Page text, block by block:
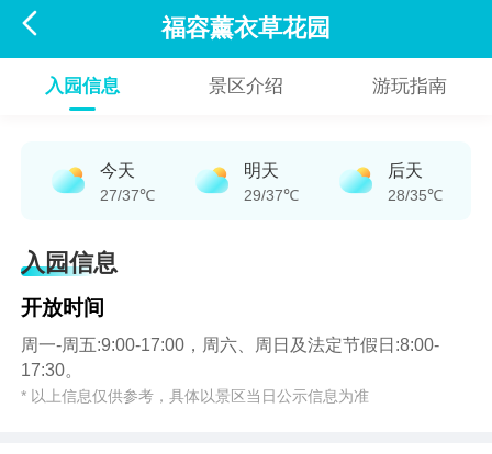
 福容薰衣草花园
入园信息 景区介绍 游玩指南
今天
27/37℃
明天
29/37℃
后天
28/35℃
入园信息
开放时间
周一-周五:9:00-17:00，周六、周日及法定节假日:8:00-
17:30。
* 以上信息仅供参考，具体以景区当日公示信息为准